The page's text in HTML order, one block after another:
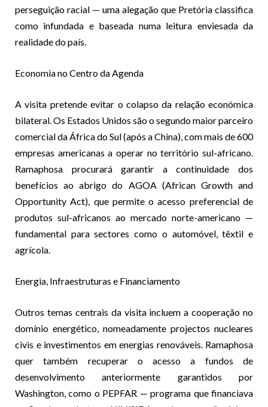
perseguição racial — uma alegação que Pretória classifica
como infundada e baseada numa leitura enviesada da
realidade do país.
Economia no Centro da Agenda
A visita pretende evitar o colapso da relação económica
bilateral. Os Estados Unidos são o segundo maior parceiro
comercial da África do Sul (após a China), com mais de 600
empresas americanas a operar no território sul-africano.
Ramaphosa procurará garantir a continuidade dos
benefícios ao abrigo do AGOA (African Growth and
Opportunity Act), que permite o acesso preferencial de
produtos sul-africanos ao mercado norte-americano —
fundamental para sectores como o automóvel, têxtil e
agrícola.
Energia, Infraestruturas e Financiamento
Outros temas centrais da visita incluem a cooperação no
domínio energético, nomeadamente projectos nucleares
civis e investimentos em energias renováveis. Ramaphosa
quer também recuperar o acesso a fundos de
desenvolvimento anteriormente garantidos por
Washington, como o PEPFAR — programa que financiava